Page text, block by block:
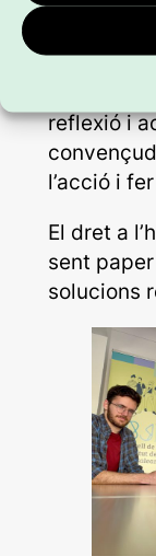
Des del
sumam
reflexió i
l’acció i
El dret a
sent
solucions